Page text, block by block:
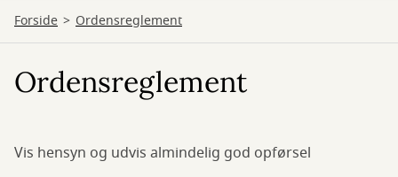
Forside Ordensreglement
Ordensreglement
Vis hensyn og udvis almindelig god opførsel